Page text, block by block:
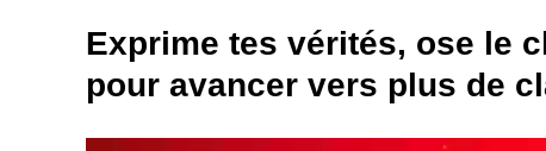
Exprime tes vérités, ose le
pour avancer vers plus de